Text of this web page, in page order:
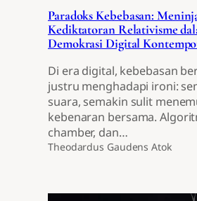
Paradoks Kebebasan:
Kediktatoran Relativisme
Demokrasi Digital
Di era digital, kebebasan
justru menghadapi ironi:
suara, semakin sulit
kebenaran bersama.
chamber, dan…
Theodardus Gaudens Atok